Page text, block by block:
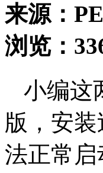
来源：
浏览：
小编这
版，安
法正常启